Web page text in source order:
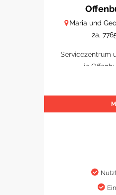
Maria und
2a,
Servicezentrum
in